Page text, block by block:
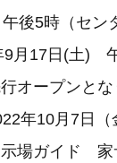
後5時（セン
9月17日(土)
ープンとな
年10月7日（
示場ガイド